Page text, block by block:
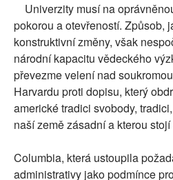
Univerzity musí na
pokorou a otevřeností. Způsob,
konstruktivní změny, však
národní kapacitu vědeckého
převezme velení nad
Harvardu proti dopisu, který
americké tradici svobody,
naší země zásadní a kterou
Columbia, která ustoupila
administrativy jako podmínce